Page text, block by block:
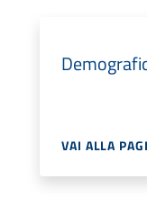
VAI ALLA